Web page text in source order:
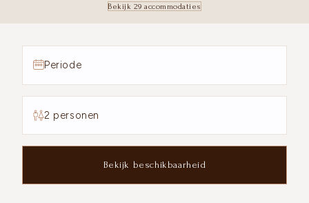
Bekijk 29 accommodaties
Periode
2 personen
Bekijk beschikbaarheid